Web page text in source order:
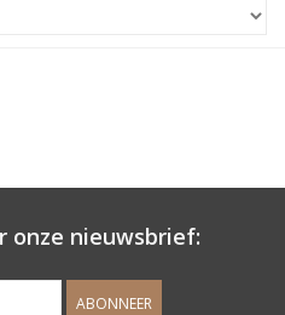
onze nieuwsbrief:
ABONNEER